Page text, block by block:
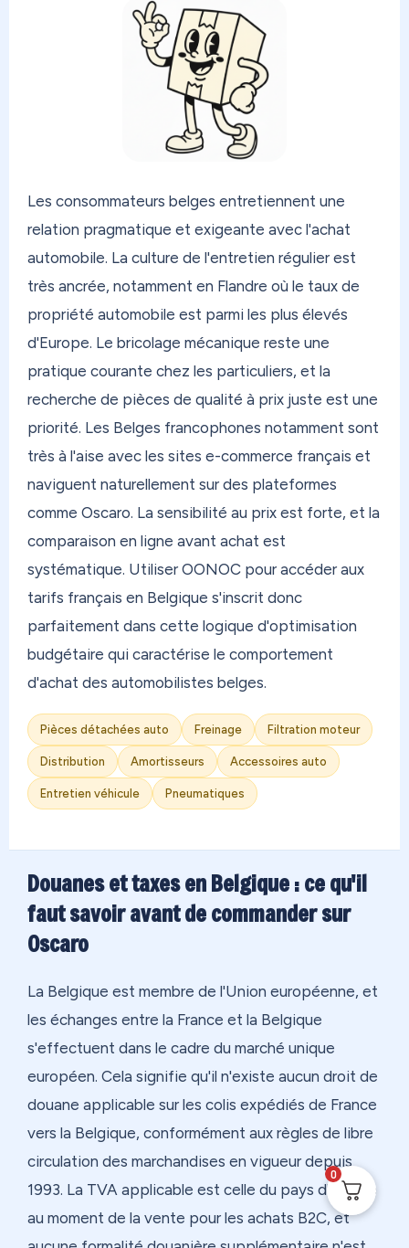
Les consommateurs belges entretiennent une
relation pragmatique et exigeante avec l'achat
automobile. La culture de l'entretien régulier est
très ancrée, notamment en Flandre où le taux de
propriété automobile est parmi les plus élevés
d'Europe. Le bricolage mécanique reste une
pratique courante chez les particuliers, et la
recherche de pièces de qualité à prix juste est une
priorité. Les Belges francophones notamment sont
très à l'aise avec les sites e-commerce français et
naviguent naturellement sur des plateformes
comme Oscaro. La sensibilité au prix est forte, et la
comparaison en ligne avant achat est
systématique. Utiliser OONOC pour accéder aux
tarifs français en Belgique s'inscrit donc
parfaitement dans cette logique d'optimisation
budgétaire qui caractérise le comportement
d'achat des automobilistes belges.
Pièces détachées auto Freinage Filtration moteur
Distribution Amortisseurs Accessoires auto
Entretien véhicule Pneumatiques
Douanes et taxes en Belgique : ce qu'il
faut savoir avant de commander sur
Oscaro
La Belgique est membre de l'Union européenne, et
les échanges entre la France et la Belgique
s'effectuent dans le cadre du marché unique
européen. Cela signifie qu'il n'existe aucun droit de
douane applicable sur les colis expédiés de France
vers la Belgique, conformément aux règles de libre
circulation des marchandises en vigueur depuis
1993. La TVA applicable est celle du pays d'origine
au moment de la vente pour les achats B2C, et
0